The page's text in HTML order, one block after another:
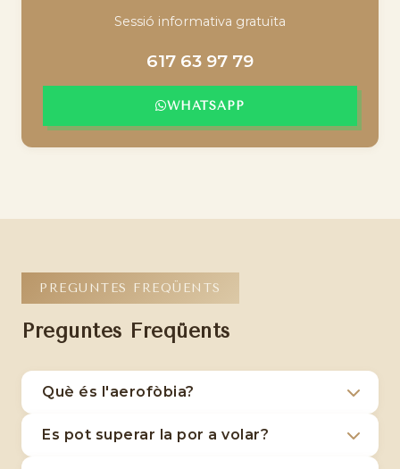
Sessió informativa gratuïta
617 63 97 79
WHATSAPP
PREGUNTES FREQÜENTS
Preguntes Freqüents
Què és l'aerofòbia?
L'aerofòbia és una fòbia específica que
consisteix en una por intensa i irracional a
Es pot superar la por a volar?